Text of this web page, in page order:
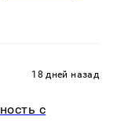
18 дней назад
с